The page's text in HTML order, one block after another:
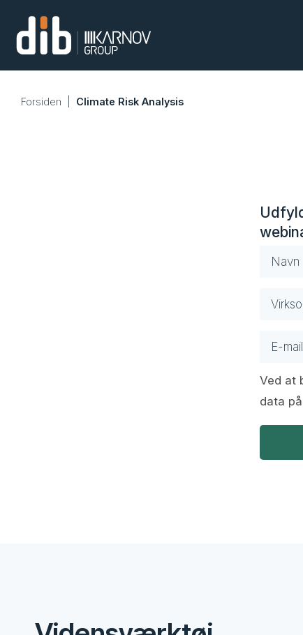
Forsiden Climate Risk Analysis
Ved at
data